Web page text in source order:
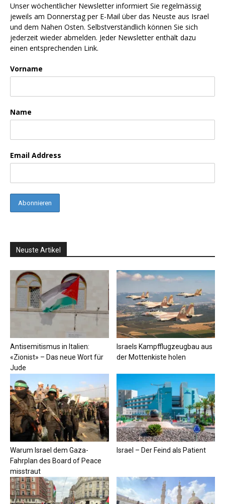
Unser wöchentlicher Newsletter informiert Sie regelmässig
jeweils am Donnerstag per E-Mail über das Neuste aus Israel
und dem Nahen Osten. Selbstverständlich können Sie sich
jederzeit wieder abmelden. Jeder Newsletter enthält dazu
einen entsprechenden Link.
Vorname
Name
Email Address
Neuste Artikel
Antisemitismus in Italien:
«Zionist» – Das neue Wort für
Jude
Israels Kampfflugzeugbau aus
der Mottenkiste holen
Warum Israel dem Gaza-
Fahrplan des Board of Peace
misstraut
Israel – Der Feind als Patient